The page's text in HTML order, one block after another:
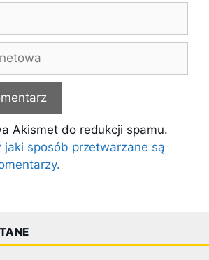
Akismet do redukcji spamu.
jaki sposób przetwarzane są